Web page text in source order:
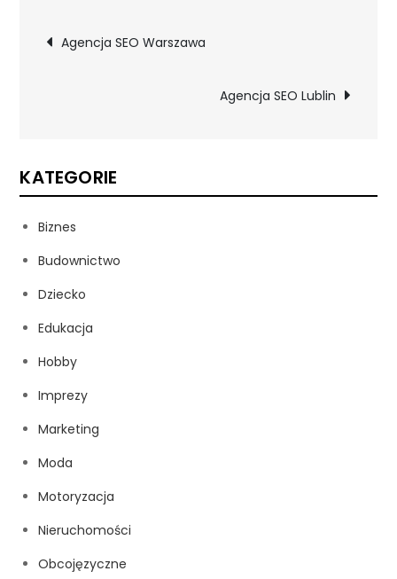
Nawigacja
Agencja SEO Warszawa
Agencja SEO Lublin
KATEGORIE
Biznes
Budownictwo
Dziecko
Edukacja
Hobby
Imprezy
Marketing
Moda
Motoryzacja
Nieruchomości
Obcojęzyczne